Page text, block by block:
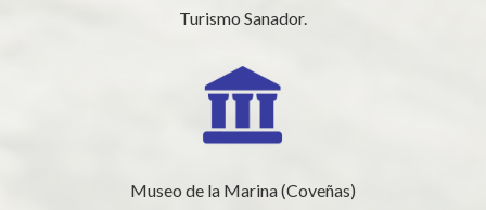
Turismo Sanador.
Museo de la Marina (Coveñas)